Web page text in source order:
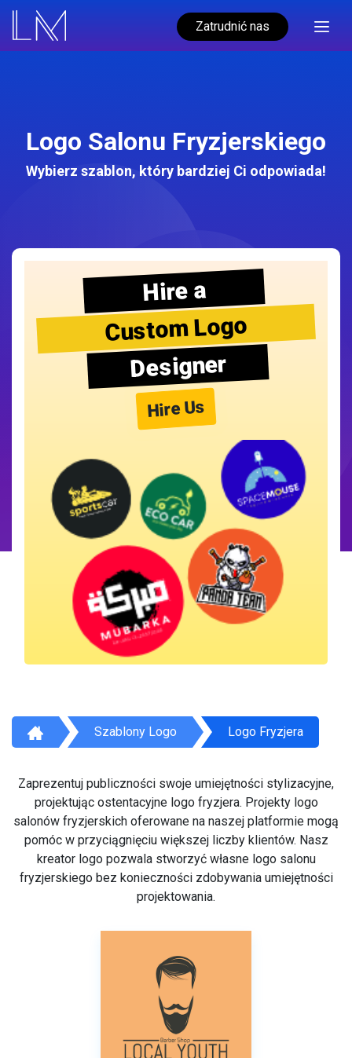
Zatrudnić nas
Logo Salonu Fryzjerskiego
Wybierz szablon, który bardziej Ci odpowiada!
Hire a
Custom Logo
Designer
Hire Us
Szablony Logo Logo Fryzjera
Zaprezentuj publiczności swoje umiejętności stylizacyjne,
projektując ostentacyjne logo fryzjera. Projekty logo
salonów fryzjerskich oferowane na naszej platformie mogą
pomóc w przyciągnięciu większej liczby klientów. Nasz
kreator logo pozwala stworzyć własne logo salonu
fryzjerskiego bez konieczności zdobywania umiejętności
projektowania.